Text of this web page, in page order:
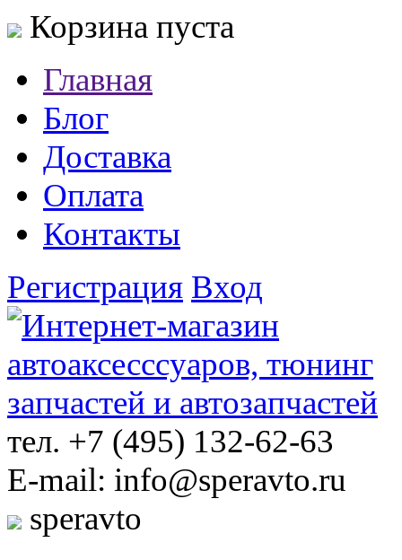
Корзина пуста
Главная
Блог
Доставка
Оплата
Контакты
Регистрация Вход
тел. +7 (495) 132-62-63
E-mail: info@speravto.ru
speravto